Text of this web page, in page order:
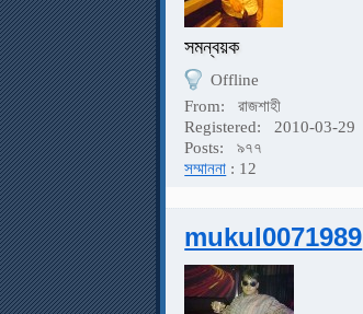
সমন্বয়ক
Offline
From:
রাজশাহী
Registered:
2010-03-29
Posts:
৯৭৭
সম্মাননা : 12
mukul0071989